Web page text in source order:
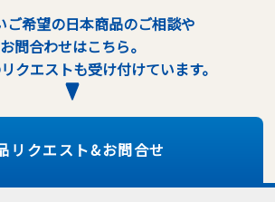
ご希望の日本商品のご相談や
お問合わせはこちら。
クエストも受け付けています。
リクエスト&お問合せ